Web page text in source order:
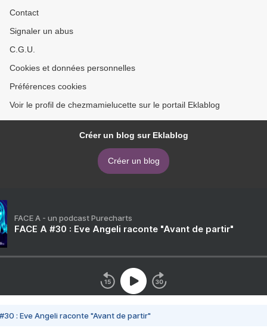
Contact
Signaler un abus
C.G.U.
Cookies et données personnelles
Préférences cookies
Voir le profil de chezmamielucette sur le portail Eklablog
Créer un blog sur Eklablog
Créer un blog
FACE A - un podcast Purecharts
FACE A #30 : Eve Angeli raconte "Avant de partir"
#30 : Eve Angeli raconte "Avant de partir"